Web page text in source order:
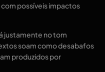
possíveis impactos
justamente no tom
soam como desabafos
produzidos por